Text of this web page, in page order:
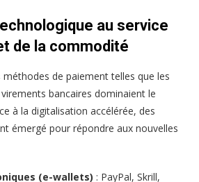
au service
de la commodité
de paiement telles que les
bancaires dominaient le
à la digitalisation accélérée, des
émergé pour répondre aux nouvelles
(e-wallets) : PayPal, Skrill,